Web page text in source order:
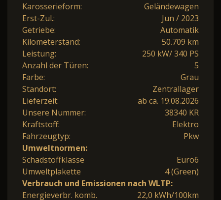
Karosserieform:
Geländewagen
Erst-Zul.:
Jun / 2023
Getriebe:
Automatik
Kilometerstand:
50.709 km
Leistung:
250 kW/ 340 PS
Anzahl der Türen:
5
Farbe:
Grau
Standort:
Zentrallager
Lieferzeit:
ab ca. 19.08.2026
Unsere Nummer:
38340 KR
Kraftstoff:
Elektro
Fahrzeugtyp:
Pkw
Umweltnormen:
Schadstoffklasse
Euro6
Umweltplakette
4 (Green)
Verbrauch und Emissionen nach WLTP:
Energieverbr. komb.
22,0 kWh/100km